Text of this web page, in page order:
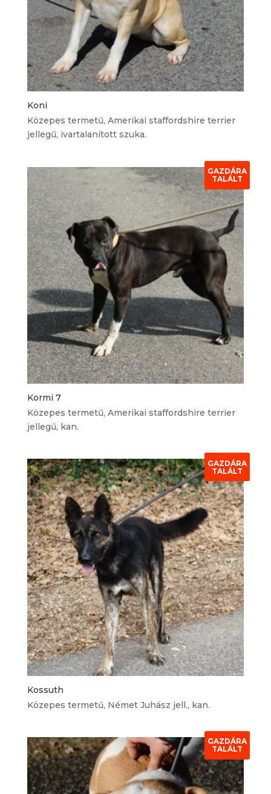
Koni
Közepes termetű, Amerikai staffordshire terrier
jellegű, ivartalanított szuka.
GAZDÁRA
TALÁLT
Kormi 7
Közepes termetű, Amerikai staffordshire terrier
jellegű, kan.
GAZDÁRA
TALÁLT
Kossuth
Közepes termetű, Német Juhász jell., kan.
GAZDÁRA
TALÁLT